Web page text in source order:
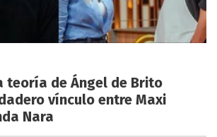
teoría de Ángel de Brito
vínculo entre Maxi
Nara